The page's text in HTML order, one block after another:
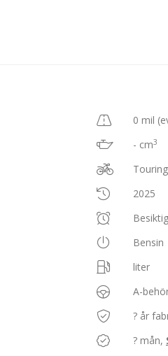
0 mil
- cm3
2025
Bensin
liter
A-
? år
? mån,